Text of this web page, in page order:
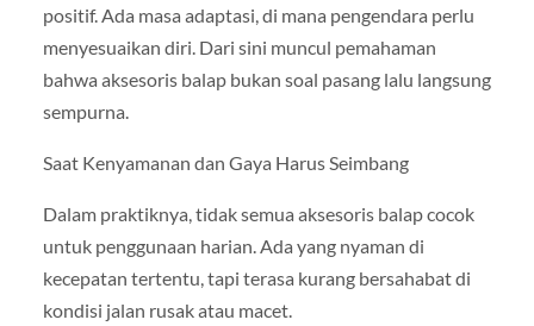
positif. Ada masa adaptasi, di mana pengendara perlu
menyesuaikan diri. Dari sini muncul pemahaman
bahwa aksesoris balap bukan soal pasang lalu langsung
sempurna.
Saat Kenyamanan dan Gaya Harus Seimbang
Dalam praktiknya, tidak semua aksesoris balap cocok
untuk penggunaan harian. Ada yang nyaman di
kecepatan tertentu, tapi terasa kurang bersahabat di
kondisi jalan rusak atau macet.